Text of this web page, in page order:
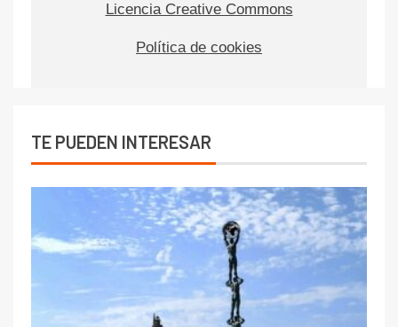
Licencia Creative Commons
Política de cookies
TE PUEDEN INTERESAR